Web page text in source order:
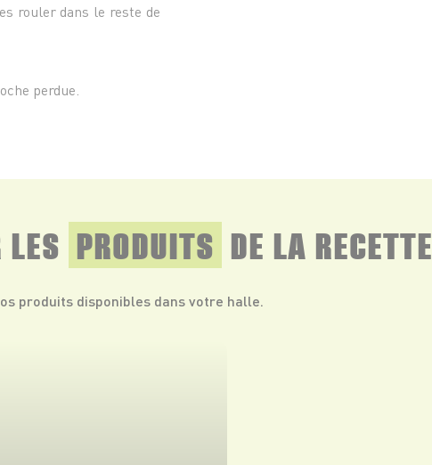
rouler dans le reste de
perdue.
PRODUITS DE LA RECETTE
produits disponibles dans votre halle.